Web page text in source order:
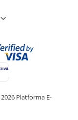
Platforma E-